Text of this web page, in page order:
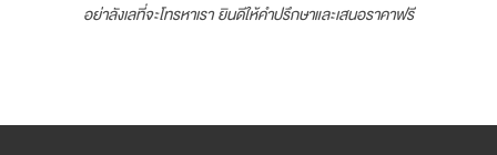
อย่าลังเลที่จะโทรหาเรา ยินดีให้คำปรึกษาและเสนอราคาฟรี